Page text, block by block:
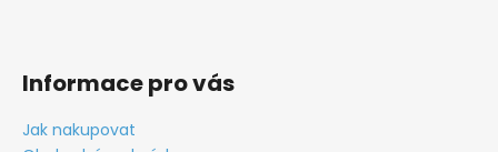
Informace pro vás
Jak nakupovat